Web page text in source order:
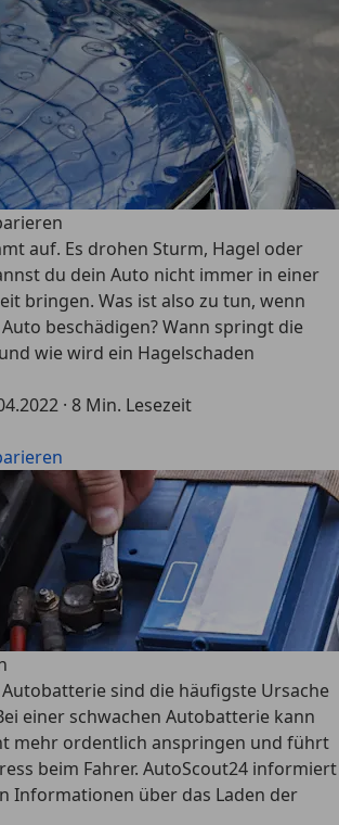
auf. Es drohen Sturm, Hagel oder
du dein Auto nicht immer in einer
bringen. Was ist also zu tun, wenn
beschädigen? Wann springt die
wie wird ein Hagelschaden
· 8 Min. Lesezeit
sind die häufigste Ursache
einer schwachen Autobatterie kann
mehr ordentlich anspringen und führt
beim Fahrer. AutoScout24 informiert
Informationen über das Laden der